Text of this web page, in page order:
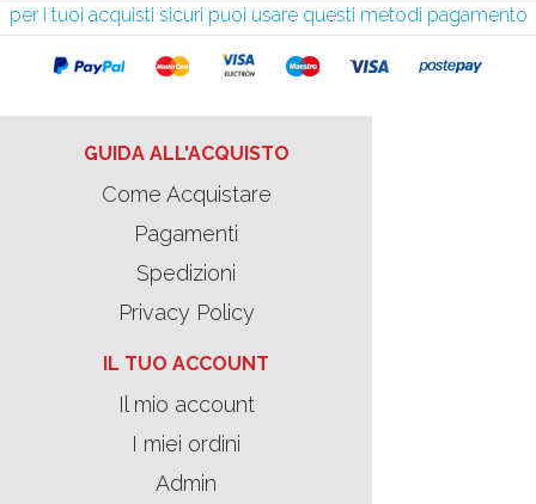
per i tuoi acquisti sicuri puoi usare questi metodi pagamento
GUIDA ALL'ACQUISTO
Come Acquistare
Pagamenti
Spedizioni
Privacy Policy
IL TUO ACCOUNT
Il mio account
I miei ordini
Admin